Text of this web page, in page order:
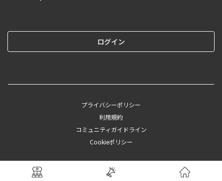
ログイン
プライバシーポリシー
利用規約
コミュニティガイドライン
Cookieポリシー
©︎2025 CAINZ